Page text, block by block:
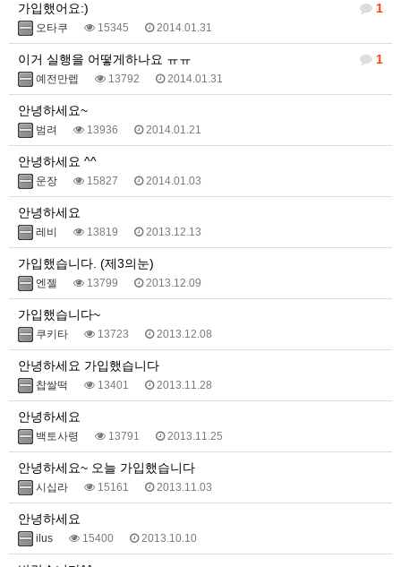
1
가입했어요:)
오타쿠 15345 2014.01.31
1
이거 실행을 어떻게하나요 ㅠㅠ
예전만렙 13792 2014.01.31
안녕하세요~
범려 13936 2014.01.21
안녕하세요 ^^
운장 15827 2014.01.03
안녕하세요
레비 13819 2013.12.13
가입했습니다. (제3의눈)
엔젤 13799 2013.12.09
가입했습니다~
쿠키타 13723 2013.12.08
안녕하세요 가입했습니다
찹쌀떡 13401 2013.11.28
안녕하세요
백토사령 13791 2013.11.25
안녕하세요~ 오늘 가입했습니다
시십라 15161 2013.11.03
안녕하세요
ilus 15400 2013.10.10